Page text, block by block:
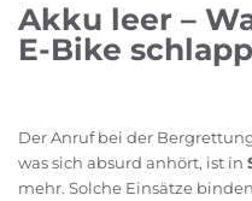
Akku leer –
E-Bike
Der Anruf bei der
was sich absurd anhört, ist in
mehr. Solche Einsätze